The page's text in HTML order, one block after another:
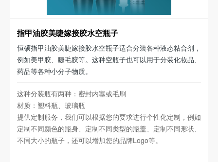
指甲油胶美睫嫁接胶水空瓶子
恒硕指甲油胶美睫嫁接胶水空瓶子适合分装各种液态粘合剂，
例如美甲胶、睫毛胶等。这种空瓶子也可以用于分装化妆品、
药品等各种小分子物质。
这种分装瓶有两种：密封内塞或毛刷
材质：塑料瓶、玻璃瓶
提供定制服务，我们可以根据您的要求进行个性化定制，例如
定制不同颜色的瓶身、定制不同类型的瓶盖、定制不同形状、
不同大小的瓶子，还可以增加您的品牌Logo等。